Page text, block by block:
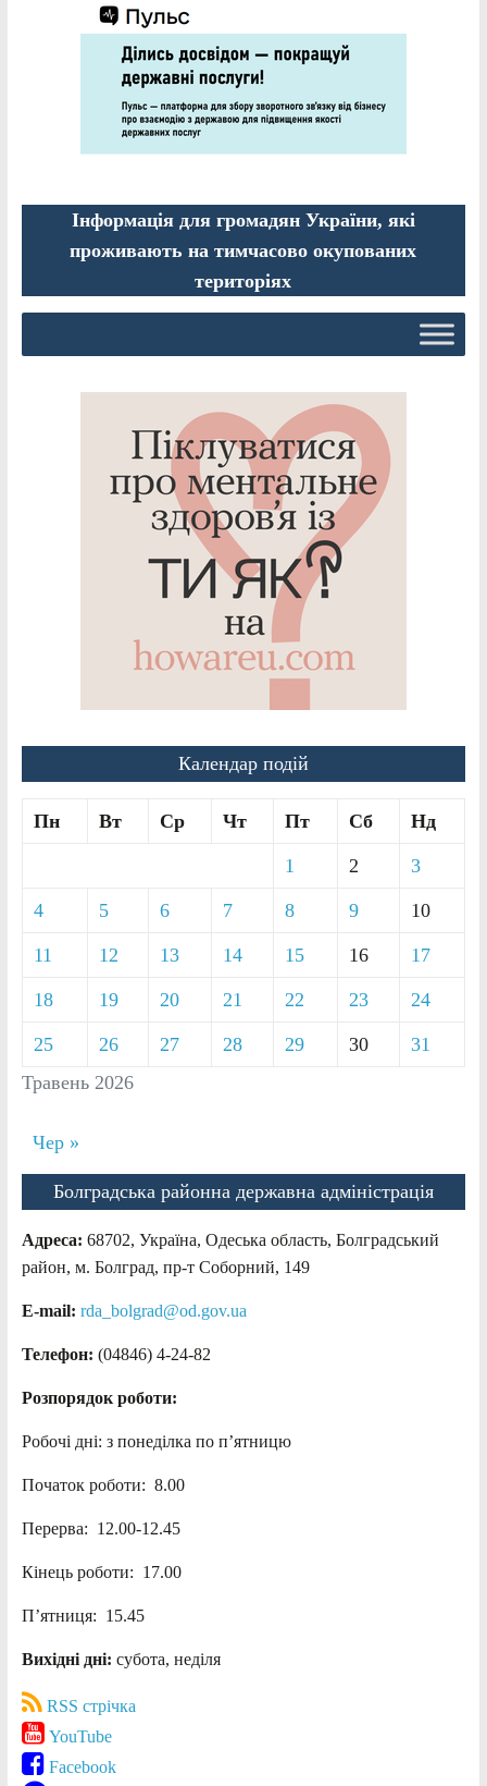
Інформація для громадян України, які
проживають на тимчасово окупованих
територіях
Календар подій
Травень 2026
Пн Вт Ср Чт Пт Сб Нд
1 2 3
4 5 6 7 8 9 10
11 12 13 14 15 16 17
18 19 20 21 22 23 24
25 26 27 28 29 30 31
Чер »
Болградська районна державна адміністрація
Адреса: 68702, Україна, Одеська область, Болградський
район, м. Болград, пр-т Соборний, 149
E-mail: rda_bolgrad@od.gov.ua
Телефон: (04846) 4-24-82
Розпорядок роботи:
Робочі дні: з понеділка по п’ятницю
Початок роботи: 8.00
Перерва: 12.00-12.45
Кінець роботи: 17.00
П’ятниця: 15.45
Вихідні дні: субота, неділя
RSS стрічка
YouTube
Facebook